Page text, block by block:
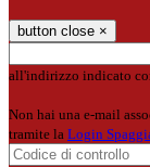
button close ×
all'indirizzo indicato
Non hai una e-mail
tramite la Login